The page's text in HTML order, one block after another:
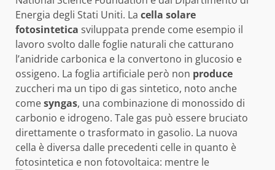
Energia degli Stati Uniti. La cella solare
fotosintetica sviluppata prende come esempio il
lavoro svolto dalle foglie naturali che catturano
l’anidride carbonica e la convertono in glucosio e
ossigeno. La foglia artificiale però non produce
zuccheri ma un tipo di gas sintetico, noto anche
comesyngas, una combinazione di monossido di
carbonio e idrogeno. Tale gas può essere bruciato
direttamente o trasformato in gasolio. La nuova
cella è diversa dalle precedenti celle in quanto è
fotosintetica e non fotovoltaica: mentre le